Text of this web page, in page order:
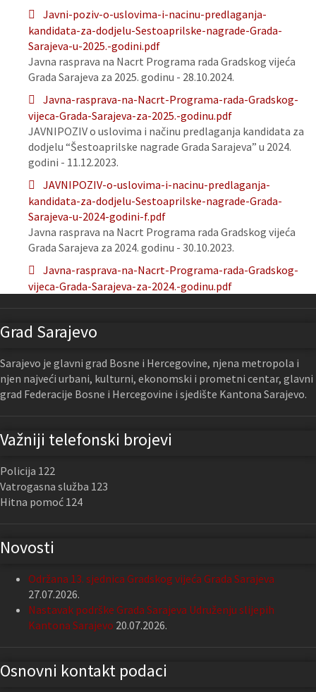
Javni-poziv-o-uslovima-i-nacinu-predlaganja-
kandidata-za-dodjelu-Sestoaprilske-nagrade-Grada-
Sarajeva-u-2025.-godini.pdf
Javna rasprava na Nacrt Programa rada Gradskog vijeća
Grada Sarajeva za 2025. godinu - 28.10.2024.
Javna-rasprava-na-Nacrt-Programa-rada-Gradskog-
vijeca-Grada-Sarajeva-za-2025.-godinu.pdf
JAVNIPOZIV o uslovima i načinu predlaganja kandidata za
dodjelu “Šestoaprilske nagrade Grada Sarajeva” u 2024.
godini - 11.12.2023.
JAVNIPOZIV-o-uslovima-i-nacinu-predlaganja-
kandidata-za-dodjelu-Sestoaprilske-nagrade-Grada-
Sarajeva-u-2024-godini-f.pdf
Javna rasprava na Nacrt Programa rada Gradskog vijeća
Grada Sarajeva za 2024. godinu - 30.10.2023.
Javna-rasprava-na-Nacrt-Programa-rada-Gradskog-
vijeca-Grada-Sarajeva-za-2024.-godinu.pdf
Grad Sarajevo
Sarajevo je glavni grad Bosne i Hercegovine, njena metropola i
njen najveći urbani, kulturni, ekonomski i prometni centar, glavni
grad Federacije Bosne i Hercegovine i sjedište Kantona Sarajevo.
Važniji telefonski brojevi
Policija 122
Vatrogasna služba 123
Hitna pomoć 124
Novosti
Održana 13. sjednica Gradskog vijeća Grada Sarajeva
27.07.2026.
Nastavak podrške Grada Sarajeva Udruženju slijepih
Kantona Sarajevo 20.07.2026.
Osnovni kontakt podaci